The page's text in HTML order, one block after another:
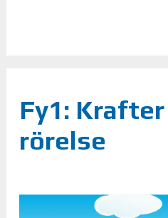
Fy1: Krafter
rörelse